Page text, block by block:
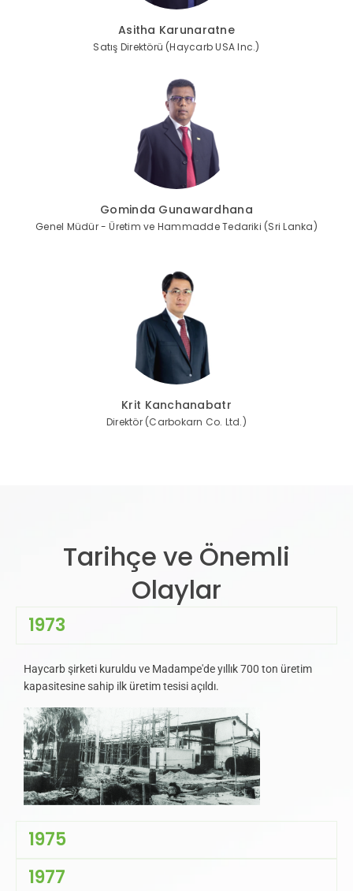
Asitha Karunaratne
Satış Direktörü (Haycarb USA Inc.)
Gominda Gunawardhana
Genel Müdür - Üretim ve Hammadde Tedariki (Sri Lanka)
Krit Kanchanabatr
Direktör (Carbokarn Co. Ltd.)
Tarihçe ve Önemli
Olaylar
1973
Haycarb şirketi kuruldu ve Madampe'de yıllık 700 ton üretim
kapasitesine sahip ilk üretim tesisi açıldı.
1975
1977